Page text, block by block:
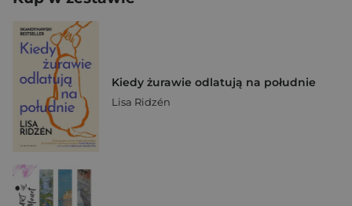
Kiedy żurawie odlatują na południe
Lisa Ridzén